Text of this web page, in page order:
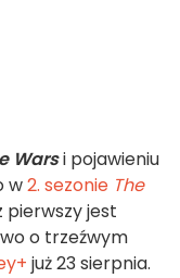
Warsi pojawieniu
w2. sezonie The
pierwszy jest
o trzeźwym
już 23 sierpnia.